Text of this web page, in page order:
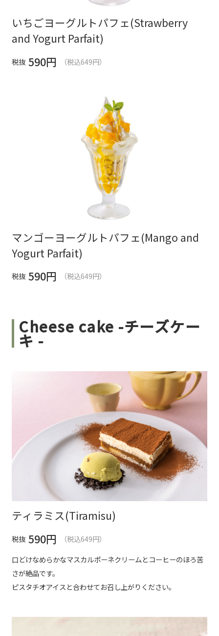
いちごヨーグルトパフェ(Strawberry
and Yogurt Parfait)
税抜 590円 （税込649円）
マンゴーヨーグルトパフェ(Mango and
Yogurt Parfait)
税抜 590円 （税込649円）
Cheese cake -チーズケー
キ -
ティラミス(Tiramisu)
税抜 590円
（税込649円）
口どけなめらかなマスカルポーネクリームとコーヒーのほろ苦
さが絶品です。
ピスタチオアイスと合わせてお召し上がりください。